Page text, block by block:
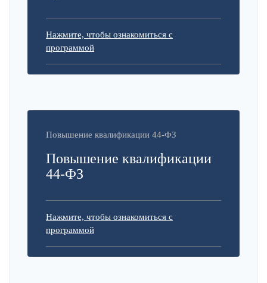
Нажмите, чтобы ознакомиться с
программой
Повышение квалификации 44-ФЗ
Повышение квалификации
44-ФЗ
Нажмите, чтобы ознакомиться с
программой